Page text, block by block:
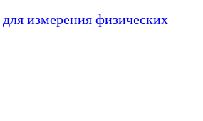
измерения физических